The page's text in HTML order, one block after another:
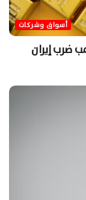
أسواق وشركات
ضرب إيران